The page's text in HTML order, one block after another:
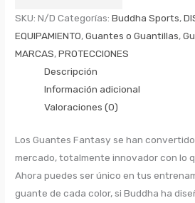
SKU:N/D Categorías:Buddha Sports,
EQUIPAMIENTO,Guantes o Guantillas,
MARCAS,PROTECCIONES
Descripción
Información adicional
Valoraciones (0)
Los Guantes Fantasy se han
mercado, totalmente innovador con lo
Ahora puedes ser único en tus
guante de cada color, si Buddha ha